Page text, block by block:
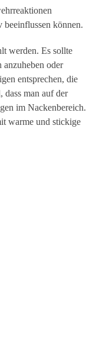
können.
werden. Es sollte
oder
entsprechen, die
dass man auf der
im Nackenbereich.
warme und stickige